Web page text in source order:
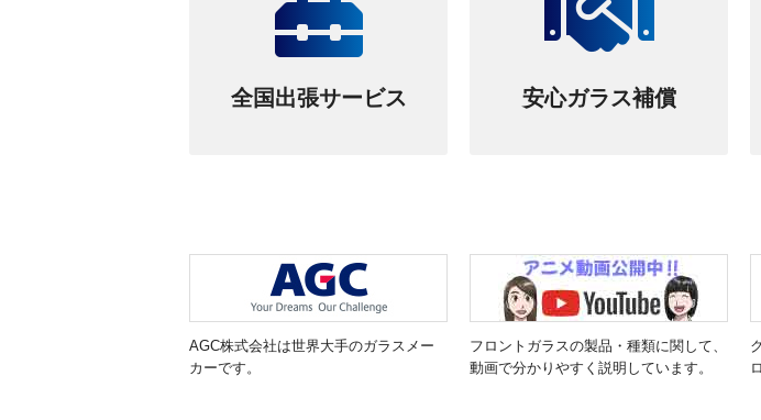
全国出張サービス 安心ガラス補償
AGC株式会社は世界大手のガラスメー
カーです。
フロントガラスの製品・種類に関して、
動画で分かりやすく説明しています。